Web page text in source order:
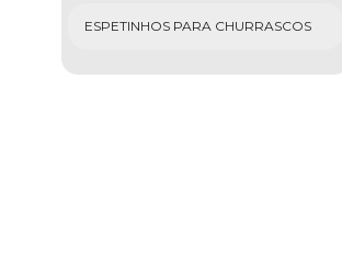
ESPETINHOS PARA CHURRASCOS